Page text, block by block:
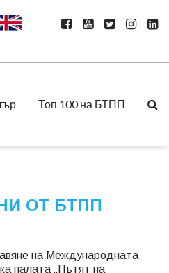
Топ 100 на БТПП
ОТ БТПП
на Международната
палата „Пътят на